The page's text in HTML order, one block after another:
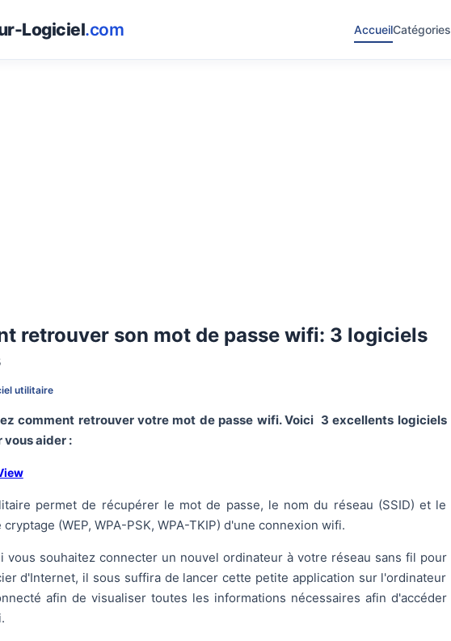
Logiciel.com AccueilCatégories
retrouver son mot de passe wifi: 3 logiciels
utilitaire
comment retrouver votre mot de passe wifi. Voici 3 excellents logiciels
aider :
permet de récupérer le mot de passe, le nom du réseau (SSID) et le
cryptage (WEP, WPA-PSK, WPA-TKIP) d'une connexion wifi.
vous souhaitez connecter un nouvel ordinateur à votre réseau sans fil pour
d'Internet, il sous suffira de lancer cette petite application sur l'ordinateur
afin de visualiser toutes les informations nécessaires afin d'accéder